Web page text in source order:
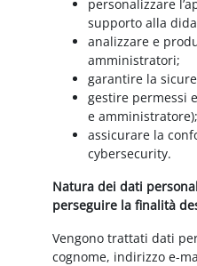
personalizzare
supporto alla
analizzare e
amministratori;
garantire la
gestire permessi
e amministratore);
assicurare la
cybersecurity.
Natura dei dati
perseguire la finalità
Vengono trattati dati
cognome, indirizzo e-